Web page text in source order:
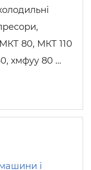
МКТ 80, МКТ 110
хмфуу 80 …
і